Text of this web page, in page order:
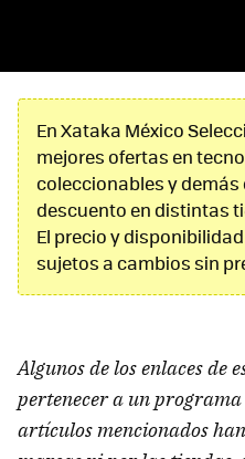
En Xataka México
mejores ofertas en
coleccionables y
descuento en distintas
El precio y
sujetos a cambios sin
Algunos de los enlaces de
pertenecer a un
artículos mencionados